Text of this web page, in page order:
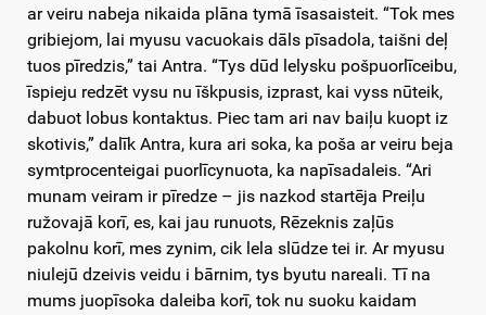
ar veiru nabeja nikaida plāna tymā īsasaisteit. “Tok mes
gribiejom, lai myusu vacuokais dāls pīsadola, taišni deļ
tuos pīredzis,” tai Antra. “Tys dūd lelysku pošpuorlīceibu,
īspieju redzēt vysu nu īškpusis, izprast, kai vyss nūteik,
dabuot lobus kontaktus. Piec tam ari nav baiļu kuopt iz
skotivis,” dalīk Antra, kura ari soka, ka poša ar veiru beja
symtprocenteigai puorlīcynuota, ka napīsadaleis. “Ari
munam veiram ir pīredze – jis nazkod startēja Preiļu
ružovajā korī, es, kai jau runuots, Rēzeknis zaļūs
pakolnu korī, mes zynim, cik lela slūdze tei ir. Ar myusu
niulejū dzeivis veidu i bārnim, tys byutu nareali. Tī na
mums juopīsoka daleiba korī, tok nu suoku kaidam